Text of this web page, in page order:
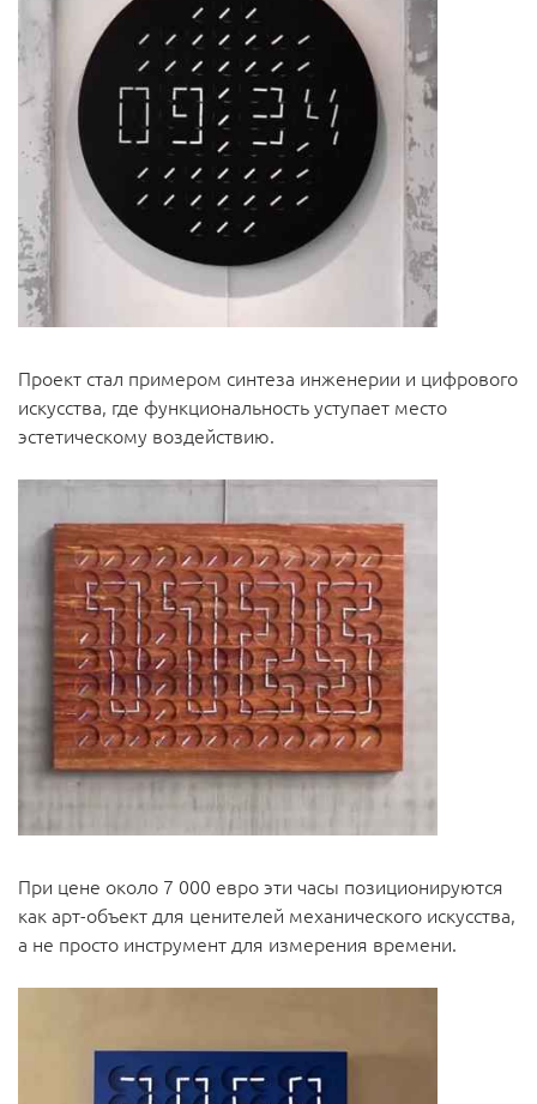
Проект стал примером синтеза инженерии и цифрового
искусства, где функциональность уступает место
эстетическому воздействию.
При цене около 7 000 евро эти часы позиционируются
как арт-объект для ценителей механического искусства,
а не просто инструмент для измерения времени.